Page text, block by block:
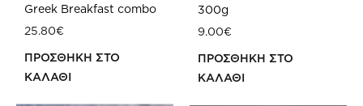
Greek Breakfast combo
25.80€
ΠΡΟΣΘΗΚΗ ΣΤΟ
ΚΑΛΑΘΙ
300g
9.00€
ΠΡΟΣΘΗΚΗ ΣΤΟ
ΚΑΛΑΘΙ